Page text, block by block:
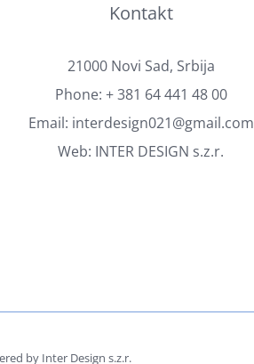
Kontakt
21000 Novi Sad, Srbija
Phone: + 381 64 441 48 00
Email: interdesign021@gmail.com
Web: INTER DESIGN s.z.r.
by Inter Design s.z.r.